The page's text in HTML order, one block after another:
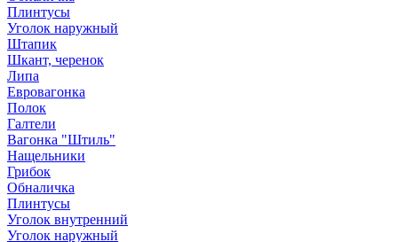
Плинтусы
Уголок наружный
Штапик
Шкант, черенок
Липа
Евровагонка
Полок
Галтели
Вагонка "Штиль"
Нащельники
Грибок
Обналичка
Плинтусы
Уголок внутренний
Уголок наружный